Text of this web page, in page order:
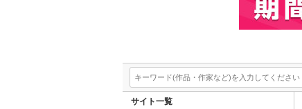
サイト一覧